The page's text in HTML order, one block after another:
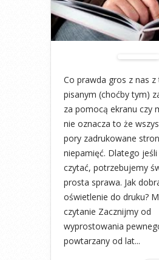
Co prawda gros z nas
pisanym (choćby tym)
za pomocą ekranu czy
nie oznacza to że
pory zadrukowane
niepamięć. Dlatego
czytać, potrzebujemy
prosta sprawa. Jak
oświetlenie do druku?
czytanie Zacznijmy od
wyprostowania
powtarzany od lat...